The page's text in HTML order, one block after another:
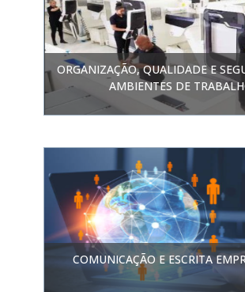
ORGANIZAÇÃO, QUALIDADE E
AMBIENTES DE
COMUNICAÇÃO E ESCRITA